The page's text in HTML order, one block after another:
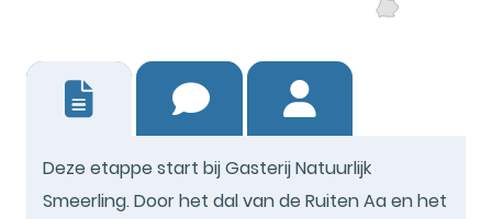
Deze etappe start bij Gasterij Natuurlijk
Smeerling. Door het dal van de Ruiten Aa en het